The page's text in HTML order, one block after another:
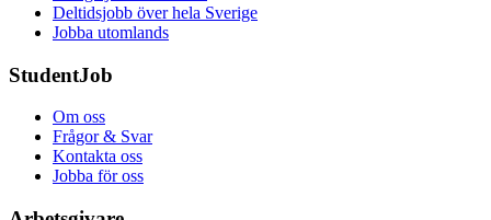
Deltidsjobb över hela Sverige
Jobba utomlands
StudentJob
Om oss
Frågor & Svar
Kontakta oss
Jobba för oss